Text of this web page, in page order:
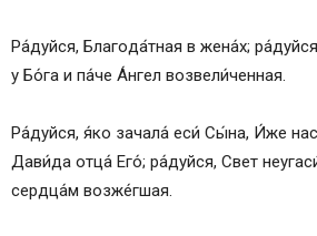
Православные иконы и молитвы
Информационный сайт про иконы,
православные традиции.
Ра́­дуй­ся, Бла­го­да́т­ная в же­на́х;
у Бо́­га и па́­че А́н­гел возвели́ченная.
Ра́­дуй­ся, я́ко за­ча­ла́ еси́ Сы́­на, И́же
Дави́да от­ца́ Его́; ра́­дуй­ся, Свет
сердца́м возже́гшая.